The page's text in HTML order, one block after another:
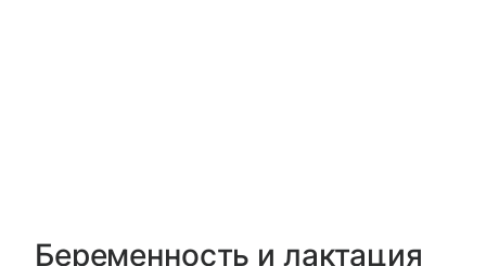
Беременность и лактация